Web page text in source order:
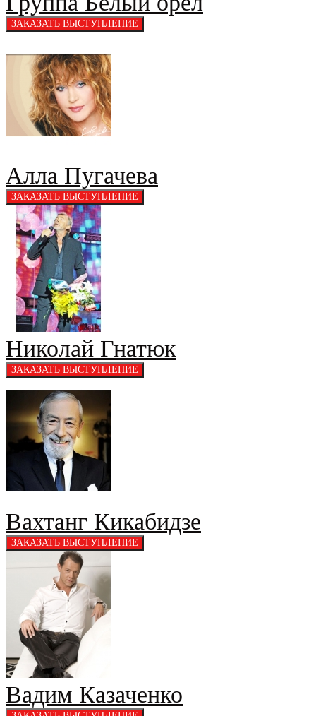
Алла Пугачева
Николай Гнатюк
Вахтанг Кикабидзе
Вадим Казаченко